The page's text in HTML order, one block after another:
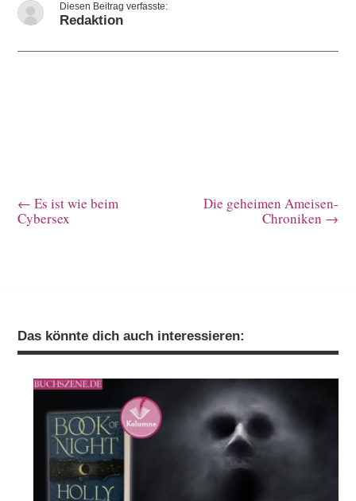
Redaktion
←Es ist wie beim
Cybersex
Die geheimen Ameisen-
Chroniken →
Das könnte dich auch interessieren: